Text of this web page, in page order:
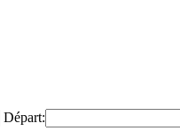
Départ: